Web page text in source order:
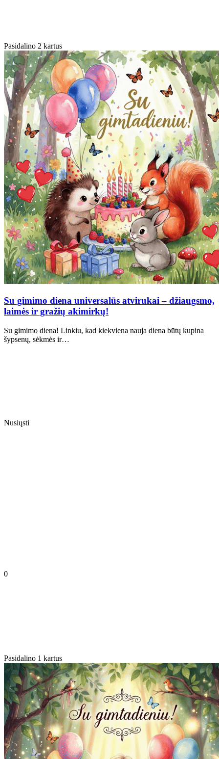
Pasidalino 2 kartus
Su gimimo diena universalūs atvirukai – džiaugsmo,
laimės ir gražių akimirkų!
Su gimimo diena! Linkiu, kad kiekviena nauja diena būtų kupina
šypsenų, sėkmės ir…
Nusiųsti
0
Pasidalino 1 kartus